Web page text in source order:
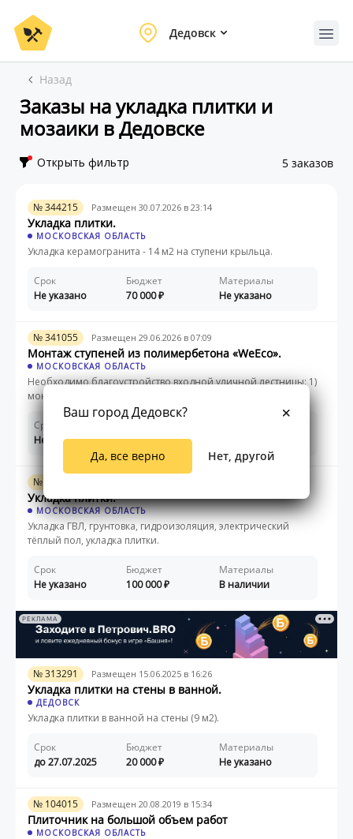
Дедовск
Назад
Заказы на укладка плитки и
мозаики в Дедовске
Открыть фильтр 5 заказов
№ 344215 Размещен 30.07.2026 в 23:14
Укладка плитки.
МОСКОВСКАЯ ОБЛАСТЬ
Укладка керамогранита - 14 м2 на ступени крыльца.
Срок
Не указано
Бюджет
70 000
Материалы
Не указано
№ 341055 Размещен 29.06.2026 в 07:09
Монтаж ступеней из полимербетона «WeEco».
МОСКОВСКАЯ ОБЛАСТЬ
Необходимо благоустройство входной уличной лестницы: 1)
монтаж ступеней из полимербетона ...
Срок
Не указано
70 000
№ 337544
Укладка плитки.
МОСКОВСКАЯ ОБЛАСТЬ
Укладка ГВЛ, грунтовка, гидроизоляция, электрический
тёплый пол, укладка плитки.
Срок
Не указано
Бюджет
100 000
Материалы
В наличии
РЕКЛАМА
№ 313291 Размещен 15.06.2025 в 16:26
Укладка плитки на стены в ванной.
ДЕДОВСК
Укладка плитки в ванной на стены (9 м2).
Срок
до 27.07.2025
Бюджет
20 000
Материалы
Не указано
№ 104015 Размещен 20.08.2019 в 15:34
Плиточник на большой объем работ
МОСКОВСКАЯ ОБЛАСТЬ
Ваш город Дедовск?
Да, все верно Нет, другой